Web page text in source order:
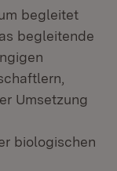
begleitet
begleitende
Umsetzung
biologischen